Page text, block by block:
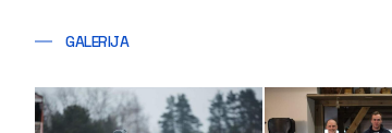
GALERIJA